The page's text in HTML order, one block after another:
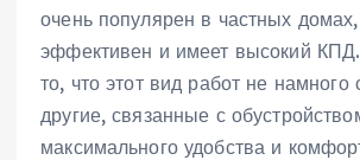
очень популярен в частных домах,
эффективен и имеет высокий
то, что этот вид работ не намного
другие, связанные с
максимального удобства и